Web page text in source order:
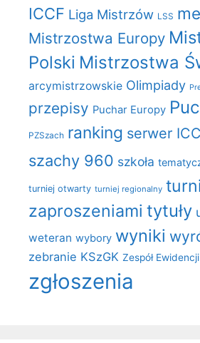
ICCF Liga Mistrzów LSS
Mistrzostwa Europy
Polski Mistrzostwa
arcymistrzowskie Olimpiady
przepisy Puchar Europy
PZSzach ranking serwer
szachy 960 szkoła
turniej otwarty turniej regionalny
zaproszeniami tytuły
weteran wybory wyniki
zebranie KSzGK Zespół
zgłoszenia